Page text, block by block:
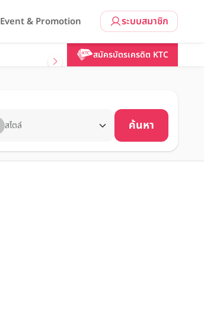
ระบบสมาชิก
Event & Promotion
สมัครบัตรเครดิต KTC
สไตล์ ค้นหา